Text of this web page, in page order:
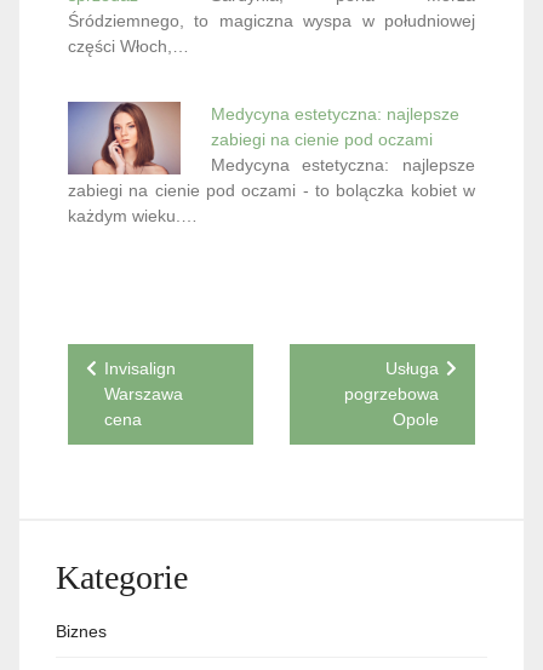
Śródziemnego, to magiczna wyspa w południowej
części Włoch,…
Medycyna estetyczna: najlepsze
zabiegi na cienie pod oczami
Medycyna estetyczna: najlepsze
zabiegi na cienie pod oczami - to bolączka kobiet w
każdym wieku.…
Nawigacja
wpisu
Invisalign
Warszawa
cena
Usługa
pogrzebowa
Opole
Kategorie
Biznes